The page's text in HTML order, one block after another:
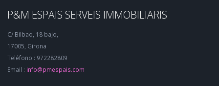
P&M ESPAIS SERVEIS IMMOBILIARIS
C/ Bilbao, 18 bajo,
17005, Girona
Teléfono : 972282809
Email : info@pmespais.com